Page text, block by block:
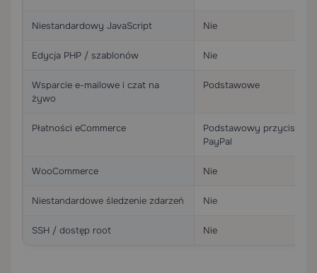
Niestandardowy JavaScript Nie
Edycja PHP / szablonów Nie
Wsparcie e-mailowe i czat na
żywo
Podstawowe
Płatności eCommerce
Podstawowy przycisk
PayPal
WooCommerce Nie
Niestandardowe śledzenie zdarzeń Nie
SSH / dostęp root Nie